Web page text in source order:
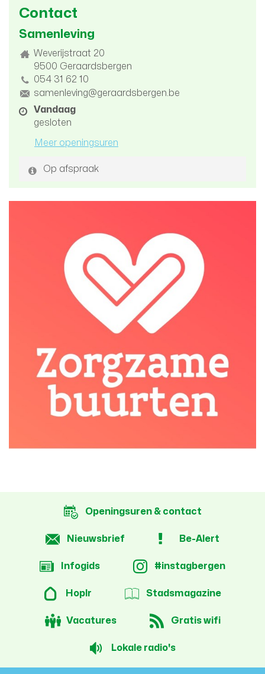
Contact
Samenleving
AdresWeverijstraat 20
9500 Geraardsbergen
tel. 054 31 62 10
E-
mail
samenleving@geraardsbergen.be
Openingsuren
Vandaag
gesloten
Meer openingsuren
Op afspraak
Openingsuren & contact
Nieuwsbrief Be-Alert
Infogids #instagbergen
Hoplr Stadsmagazine
Vacatures Gratis wifi
Lokale radio's